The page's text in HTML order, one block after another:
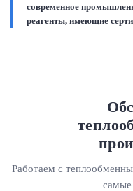
современное
реагенты, имеющие
Работаем с
самые